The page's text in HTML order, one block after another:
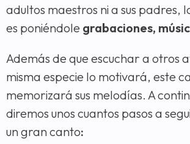
adultos maestros ni a sus padres,
es poniéndole grabaciones,
Además de que escuchar a otros
misma especie lo motivará, este
memorizará sus melodías. A
diremos unos cuantos pasos a
un gran canto: